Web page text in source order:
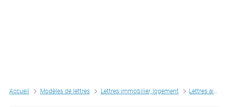
Accueil Modèles de lettres Lettres immobilier, logement Lettres aides au logement